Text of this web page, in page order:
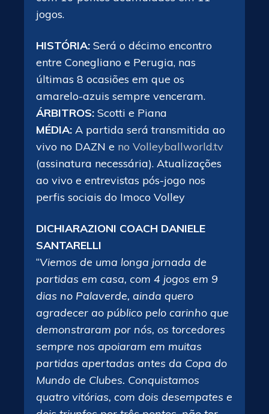
jogos.
HISTÓRIA: Será o décimo encontro
entre Conegliano e Perugia, nas
últimas 8 ocasiões em que os
amarelo-azuis sempre venceram.
ÁRBITROS: Scotti e Piana
MÉDIA: A partida será transmitida ao
vivo no DAZN e no Volleyballworld.tv
(assinatura necessária). Atualizações
ao vivo e entrevistas pós-jogo nos
perfis sociais do Imoco Volley
DICHIARAZIONI COACH DANIELE
SANTARELLI
“Viemos de uma longa jornada de
partidas em casa, com 4 jogos em 9
dias no Palaverde, ainda quero
agradecer ao público pelo carinho que
demonstraram por nós, os torcedores
sempre nos apoiaram em muitas
partidas apertadas antes da Copa do
Mundo de Clubes. Conquistamos
quatro vitórias, com dois desempates e